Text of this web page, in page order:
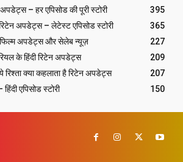
अपडेट्स – हर एपिसोड की पूरी स्टोरी
395
रिटेन अपडेट्स – लेटेस्ट एपिसोड स्टोरी
365
अपडेट्स और सेलेब न्यूज़
227
के हिंदी रिटेन अपडेट्स
209
रिश्ता क्या कहलाता है रिटेन अपडेट्स
207
एपिसोड स्टोरी
150